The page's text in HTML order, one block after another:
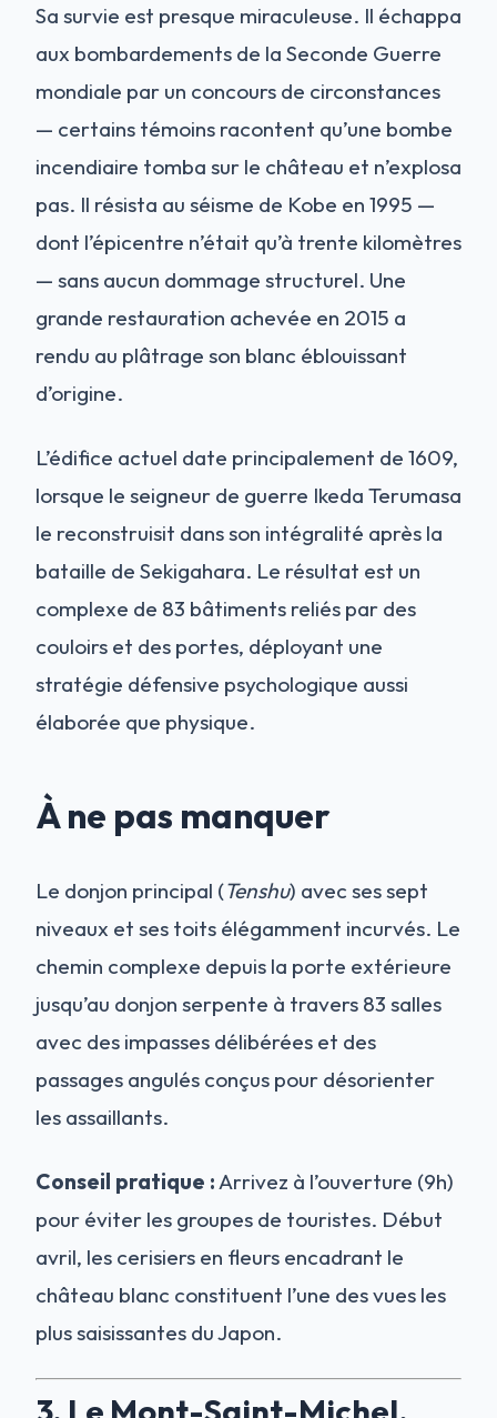
Sa survie est presque miraculeuse. Il échappa
aux bombardements de la Seconde Guerre
mondiale par un concours de circonstances
— certains témoins racontent qu’une bombe
incendiaire tomba sur le château et n’explosa
pas. Il résista au séisme de Kobe en 1995 —
dont l’épicentre n’était qu’à trente kilomètres
— sans aucun dommage structurel. Une
grande restauration achevée en 2015 a
rendu au plâtrage son blanc éblouissant
d’origine.
L’édifice actuel date principalement de 1609,
lorsque le seigneur de guerre Ikeda Terumasa
le reconstruisit dans son intégralité après la
bataille de Sekigahara. Le résultat est un
complexe de 83 bâtiments reliés par des
couloirs et des portes, déployant une
stratégie défensive psychologique aussi
élaborée que physique.
À ne pas manquer
Le donjon principal (Tenshu) avec ses sept
niveaux et ses toits élégamment incurvés. Le
chemin complexe depuis la porte extérieure
jusqu’au donjon serpente à travers 83 salles
avec des impasses délibérées et des
passages angulés conçus pour désorienter
les assaillants.
Conseil pratique :Arrivez à l’ouverture (9h)
pour éviter les groupes de touristes. Début
avril, les cerisiers en fleurs encadrant le
château blanc constituent l’une des vues les
plus saisissantes du Japon.
3. Le Mont-Saint-Michel,